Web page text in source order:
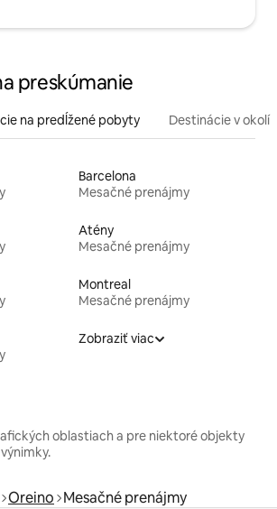
preskúmanie
na predĺžené pobyty Destinácie v okolí
Barcelona
Mesačné prenájmy
Atény
Mesačné prenájmy
Montreal
Mesačné prenájmy
Zobraziť viac
oblastiach a pre niektoré objekty
Oreino Mesačné prenájmy